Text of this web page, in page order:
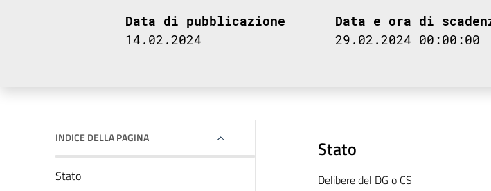
Data di pubblicazione
14.02.2024
Data e ora di
29.02.2024 00:00:00
INDICE DELLA PAGINA
Stato
Stato
Delibere del DG o CS